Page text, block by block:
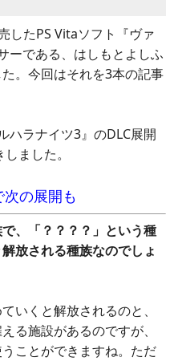
したPS Vitaソフト『ヴァ
ーである、はしもとよしふ
。今回はそれを3本の記事
ハラナイツ3』のDLC展開
ました。
の展開も
、「？？？？」という種
放される種族なのでしょ
いくと解放されるのと、
る施設があるのですが、
ことができますね。ただ